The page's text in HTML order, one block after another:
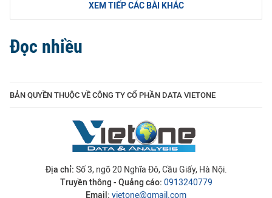
XEM TIẾP CÁC BÀI KHÁC
Đọc nhiều
BẢN QUYỀN THUỘC VỀ CÔNG TY CỔ PHẦN DATA VIETONE
Địa chỉ: Số 3, ngõ 20 Nghĩa Đô, Cầu Giấy, Hà Nội.
Truyền thông - Quảng cáo: 0913240779
Email: vietone@gmail.com